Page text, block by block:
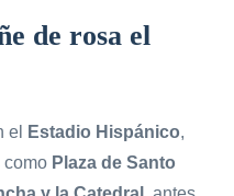
de rosa el
el Estadio Hispánico,
como Plaza de Santo